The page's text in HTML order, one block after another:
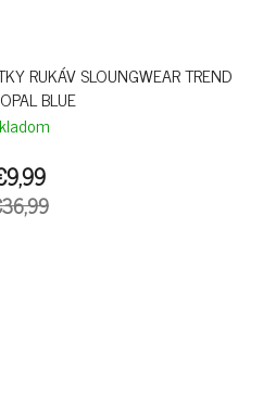
RUKÁV SLOUNGWEAR TREND
BLUE